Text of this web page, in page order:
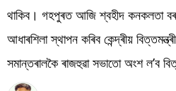
শিক্ষা
খেল
জীৱনশৈলী
থাকিব। গহপুৰত আজি শ্বহীদ কনকলতা
আধাৰশিলা স্থাপন কৰিব কেন্দ্ৰীয়
সমান্তৰালকৈ ৰাজহুৱা সভাতো অংশ ল’ব